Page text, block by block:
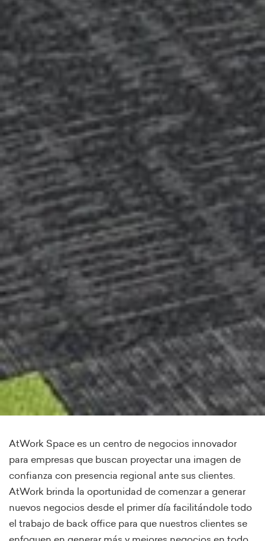
AtWork Space es un centro de negocios innovador
para empresas que buscan proyectar una imagen de
confianza con presencia regional ante sus clientes.
AtWork brinda la oportunidad de comenzar a generar
nuevos negocios desde el primer día facilitándole todo
el trabajo de back office para que nuestros clientes se